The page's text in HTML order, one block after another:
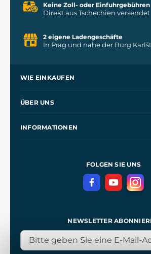
Keine Zoll- oder Einfuhrgebühren
Direkt aus Tschechien versendet
2 eigene Ladengeschäfte
In Prag und nahe der Burg
WIE EINKAUFEN
Kontakt
ÜBER UNS
INFORMATIONEN
DatenschutzerklärungFOLGEN SIE UNS
NEWSLETTER